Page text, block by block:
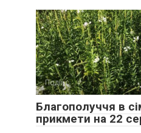
Події
Благополуччя в
прикмети на 22